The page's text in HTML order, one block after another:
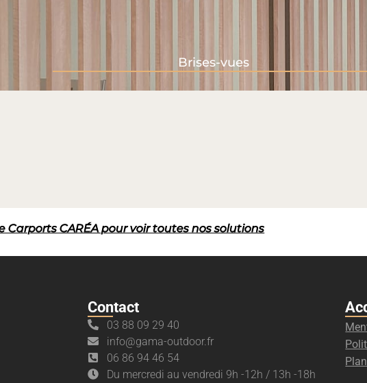
Brises-vues
Carports CARÉA pour voir toutes nos solutions
Contact
03 88 09 29 40
info@gama-outdoor.fr
06 86 94 46 54
Du mercredi au vendredi 9h -12h / 13h -18h